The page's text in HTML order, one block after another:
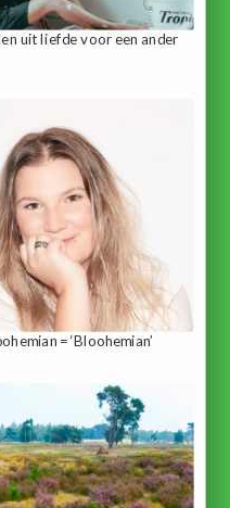
uit liefde voor een ander
= ‘Bloohemian’